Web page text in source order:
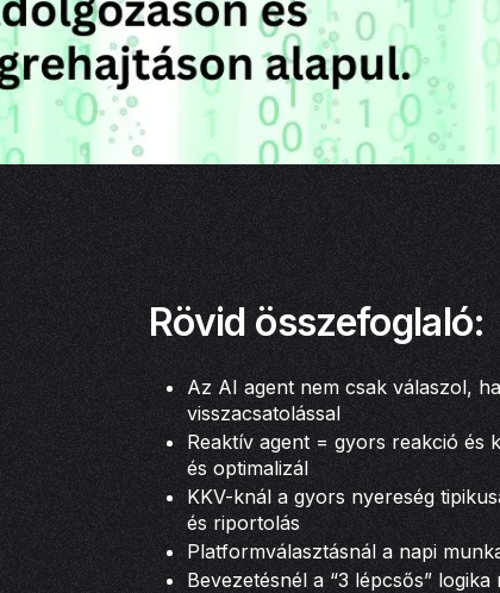
Rövid összefoglaló:
Az AI agent nem csak válaszol,
visszacsatolással
Reaktív agent = gyors reakció és
és optimalizál
KKV-knál a gyors nyereség
és riportolás
Platformválasztásnál a napi
Bevezetésnél a “3 lépcsős”